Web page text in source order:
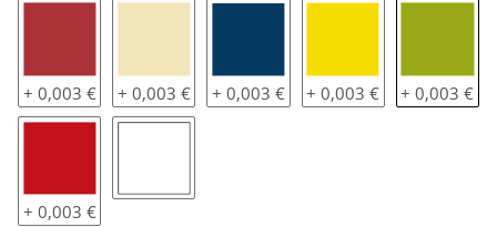
bordeaux
+ 0,003 € cream
+ 0,003 € dunkelblau
+ 0,003 € gelb
+ 0,003 € kiwi
+ 0,003 €
rot
+ 0,003 €